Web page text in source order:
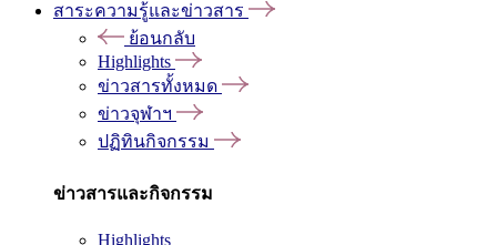
สาระความรู้และข่าวสาร
ย้อนกลับ
Highlights
ข่าวสารทั้งหมด
ข่าวจุฬาฯ
ปฏิทินกิจกรรม
ข่าวสารและกิจกรรม
Highlights